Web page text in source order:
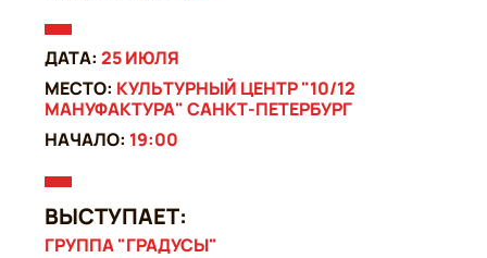
ДАТА: 25 ИЮЛЯ
МЕСТО: КУЛЬТУРНЫЙ ЦЕНТР "10/12
МАНУФАКТУРА" САНКТ-ПЕТЕРБУРГ
НАЧАЛО: 19:00
ВЫСТУПАЕТ:
ГРУППА "ГРАДУСЫ"